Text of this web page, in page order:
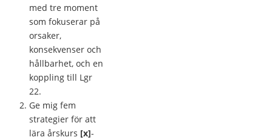
med tre moment
som fokuserar på
orsaker,
konsekvenser och
hållbarhet, och en
koppling till Lgr
22.
Ge mig fem
strategier för att
lära årskurs [x]-